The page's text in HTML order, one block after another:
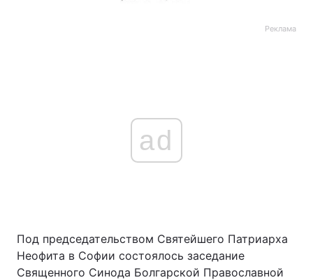
Реклама
ad
Под председательством Святейшего Патриарха
Неофита в Софии состоялось заседание
Священного Синода Болгарской Православной